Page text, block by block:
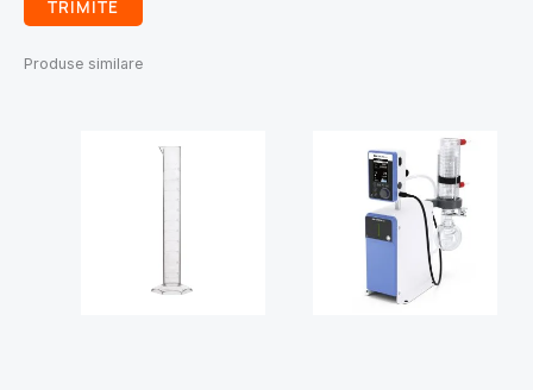
Produse similare